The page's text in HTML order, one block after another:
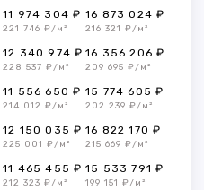
11 974 304 ₽
221 746 ₽/м²
16 873 024 ₽
216 321 ₽/м²
12 340 974 ₽
228 537 ₽/м²
16 356 206 ₽
209 695 ₽/м²
11 556 650 ₽
214 012 ₽/м²
15 774 605 ₽
202 239 ₽/м²
12 150 035 ₽
225 001 ₽/м²
16 822 170 ₽
215 669 ₽/м²
11 465 455 ₽
212 323 ₽/м²
15 533 791 ₽
199 151 ₽/м²